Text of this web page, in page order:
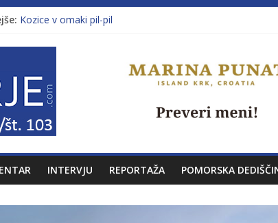
Kozice v omaki pil-pil
Od morja do gorja 11
Poletje, ki ponuja več
INTERVJU REPORTAŽA POMORSKA